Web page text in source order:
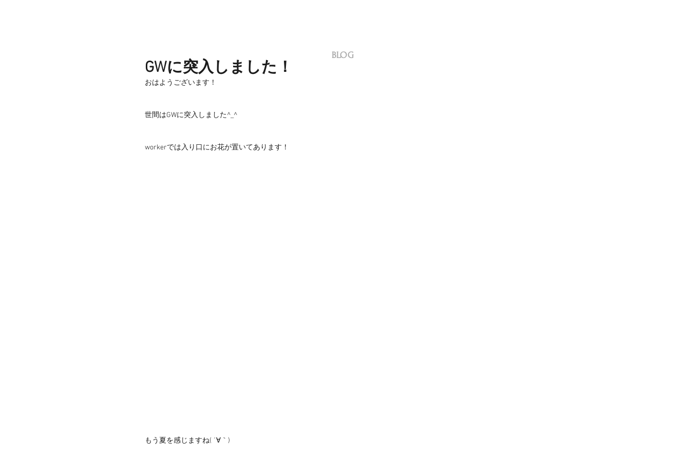
GWに突入しました！
おはようございます！
世間はGWに突入しました^_^
workerでは入り口にお花が置いてあります！
もう夏を感じますね( ´∀｀)
BLOG